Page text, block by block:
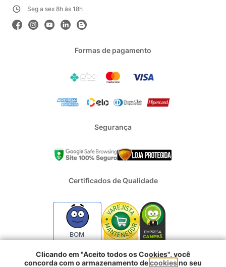
Seg a sex 8h às 18h
Formas de pagamento
Segurança
Certificados de Qualidade
BOM
Clicando em "Aceito todos os Cookies", você
concorda com o armazenamento decookiesno seu